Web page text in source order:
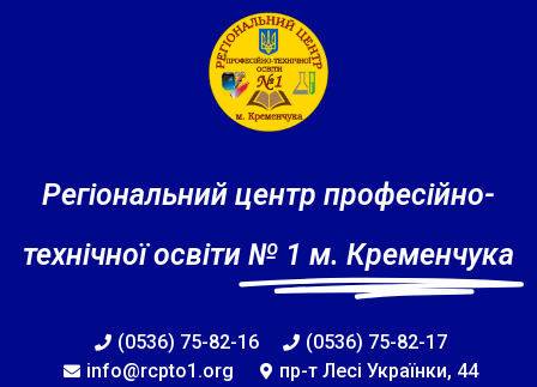
Регіональний центр професійно-
технічної освіти № 1 м. Кременчука
(0536) 75-82-16
(0536) 75-82-17
info@rcpto1.org
пр-т Лесі Українки, 44